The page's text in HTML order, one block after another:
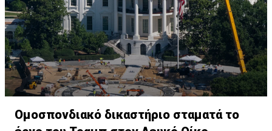
Ομοσπονδιακό δικαστήριο σταματά το